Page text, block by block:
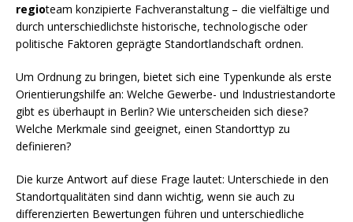
regioteam konzipierte Fachveranstaltung – die vielfältige und
durch unterschiedlichste historische, technologische oder
politische Faktoren geprägte Standortlandschaft ordnen.
Um Ordnung zu bringen, bietet sich eine Typenkunde als erste
Orientierungshilfe an: Welche Gewerbe- und Industriestandorte
gibt es überhaupt in Berlin? Wie unterscheiden sich diese?
Welche Merkmale sind geeignet, einen Standorttyp zu
definieren?
Die kurze Antwort auf diese Frage lautet: Unterschiede in den
Standortqualitäten sind dann wichtig, wenn sie auch zu
differenzierten Bewertungen führen und unterschiedliche